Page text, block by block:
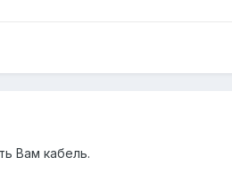
Вам кабель.